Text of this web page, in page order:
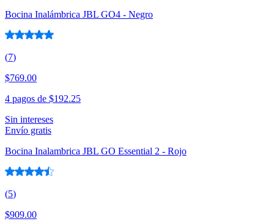
Bocina Inalámbrica JBL GO4 - Negro
(7)
$769.00
4 pagos de $192.25
Sin intereses
Envío gratis
Bocina Inalambrica JBL GO Essential 2 - Rojo
(5)
$909.00